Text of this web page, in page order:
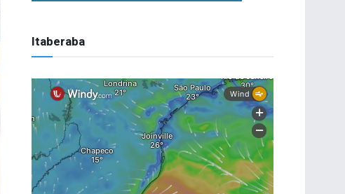
Itaberaba